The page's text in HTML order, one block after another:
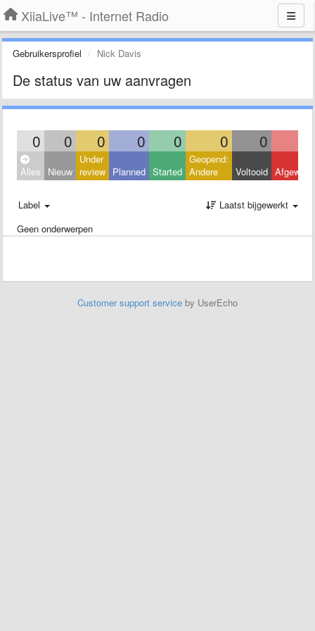
XiiaLive™ - Internet Radio
Gebruikersprofiel Nick Davis
De status van uw aanvragen
0 0 0 0 0 0 0
Alles Nieuw
Under
review Planned Started
Geopend:
Andere
Voltooid
Label
Laatst bijgewerkt
Geen onderwerpen
Customer support service by UserEcho